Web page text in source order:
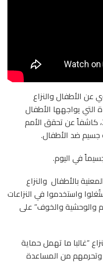
عن الأطفال والنزاع
التي يواجهها الأطفال
مستمرة بلا هوادة طوال عام 2019، كاشفاً عن تحقق الأمم
بالأطفال والنزاع
واستخدموا في النزاعات
والوحشية والخوف” على
“غالبا ما تهمل حماية
وتحرمهم من المساعدة